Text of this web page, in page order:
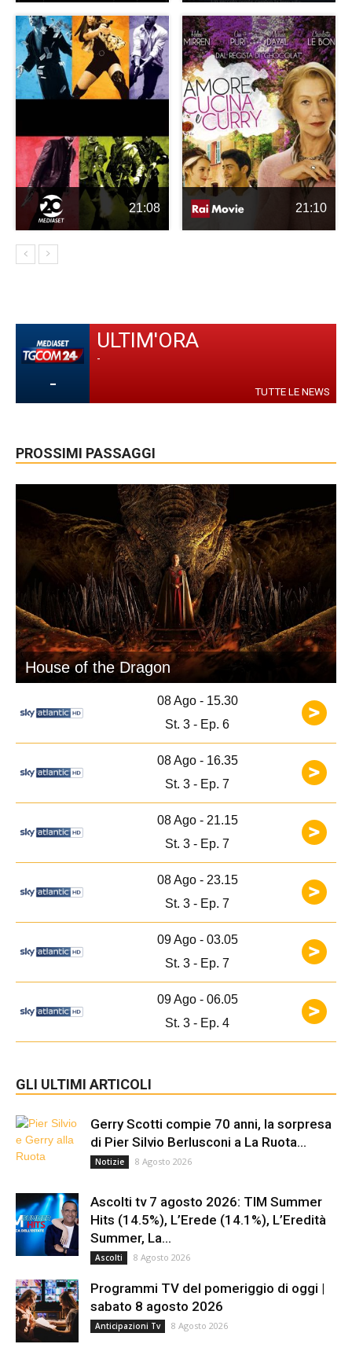
21:08 21:10
-
ULTIM'ORA
-
TUTTE LE NEWS
PROSSIMI PASSAGGI
House of the Dragon
08 Ago - 15.30
St. 3 - Ep. 6
08 Ago - 16.35
St. 3 - Ep. 7
08 Ago - 21.15
St. 3 - Ep. 7
08 Ago - 23.15
St. 3 - Ep. 7
09 Ago - 03.05
St. 3 - Ep. 7
09 Ago - 06.05
St. 3 - Ep. 4
GLI ULTIMI ARTICOLI
Gerry Scotti compie 70 anni, la sorpresa
di Pier Silvio Berlusconi a La Ruota...
Notizie 8 Agosto 2026
Ascolti tv 7 agosto 2026: TIM Summer
Hits (14.5%), L’Erede (14.1%), L’Eredità
Summer, La...
Ascolti 8 Agosto 2026
Programmi TV del pomeriggio di oggi |
sabato 8 agosto 2026
Anticipazioni Tv 8 Agosto 2026